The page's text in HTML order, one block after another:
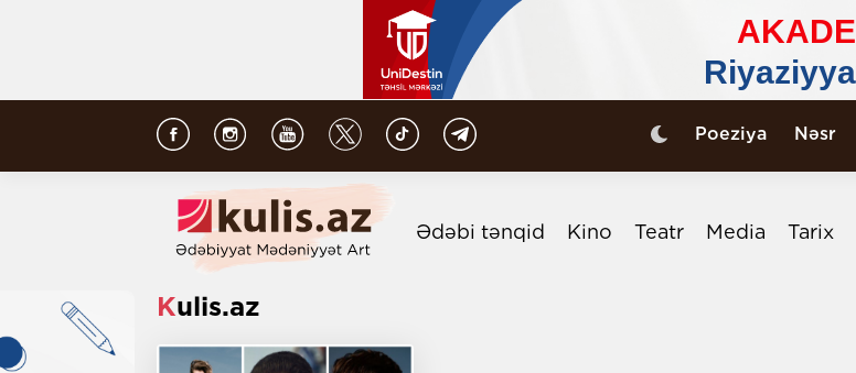
Poeziya Nəsr
Ədəbi tənqid Kino Teatr Media Tarix
Kulis.az